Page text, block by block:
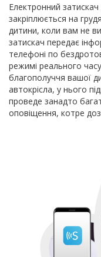
Електронний затискач
закріплюється на
дитини, коли вам не
затискач передає
телефоні по
режимі реального
благополуччя вашої
автокрісла, у нього
проведе занадто
оповіщення, котре